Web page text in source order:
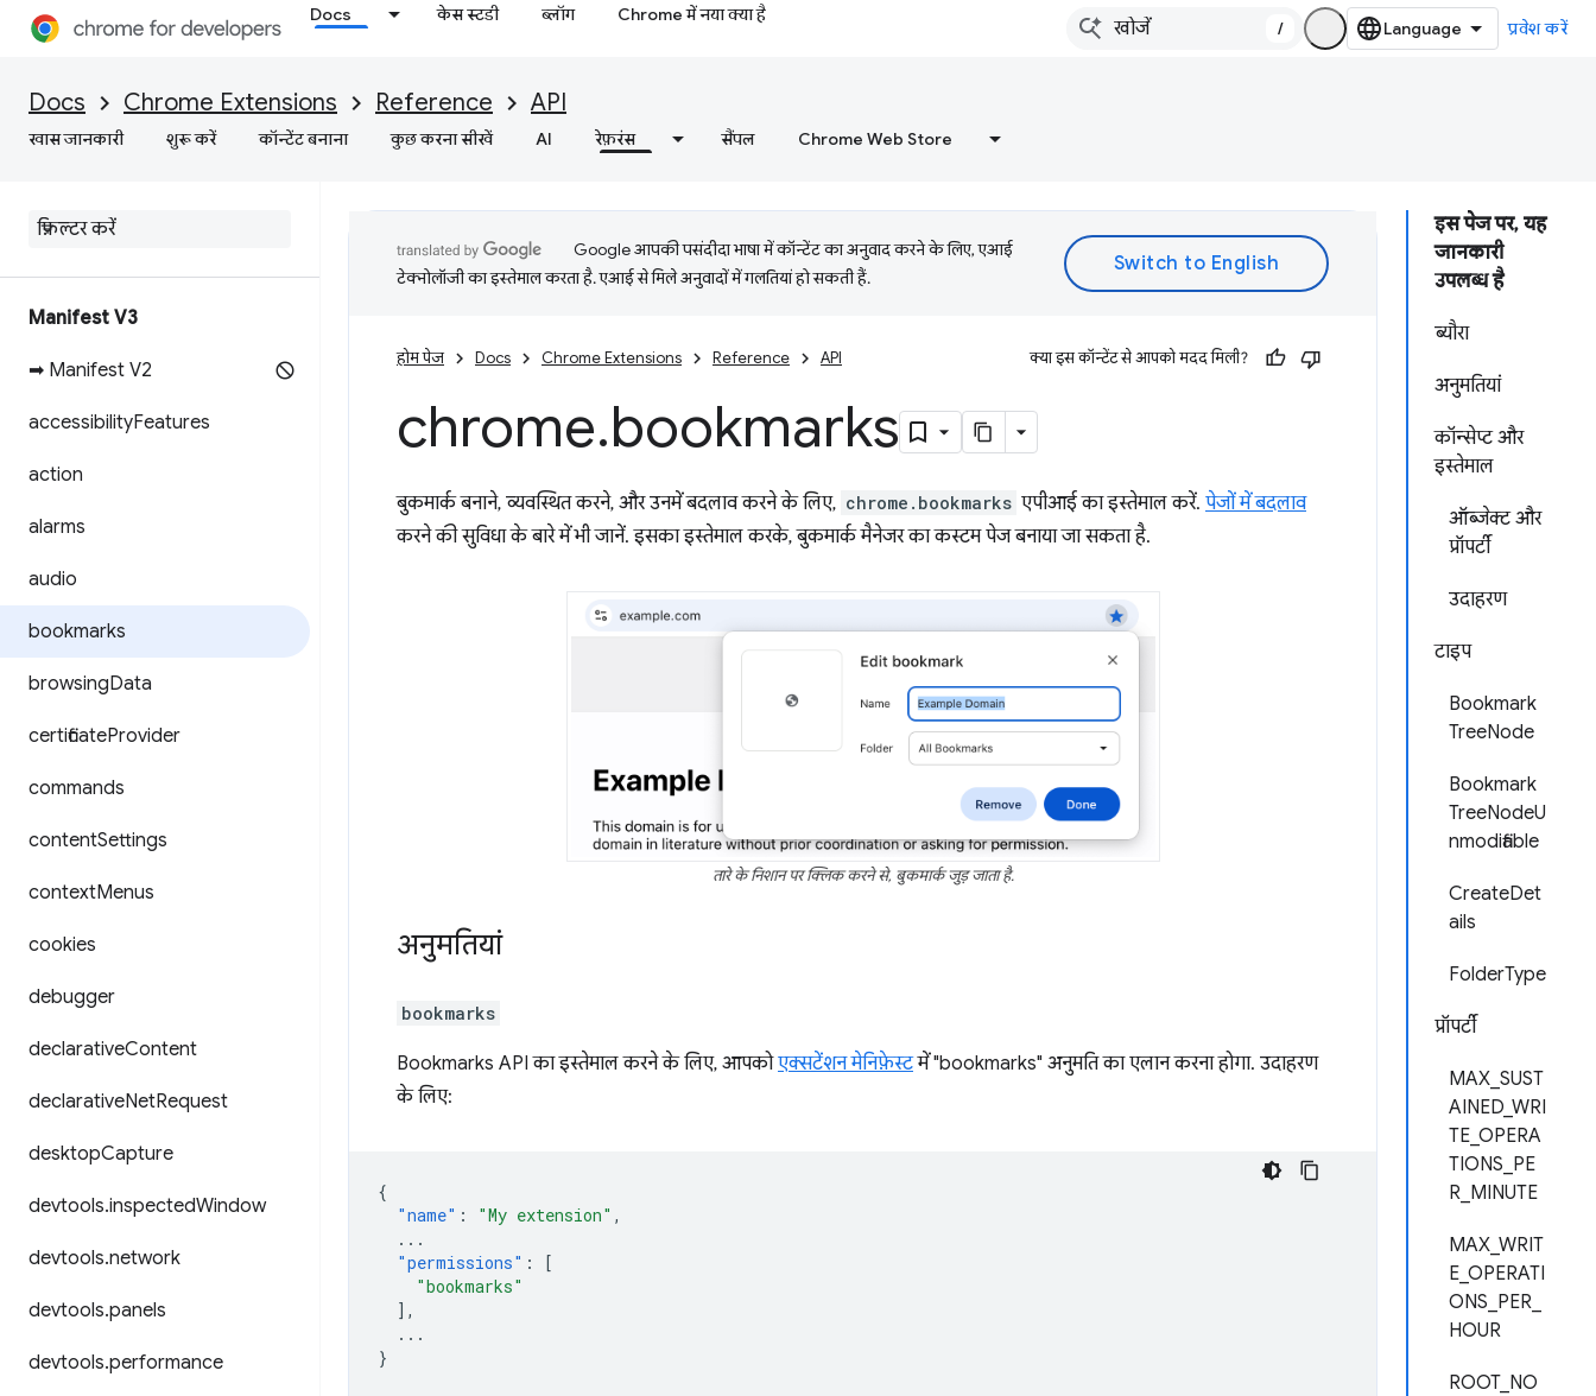
Docs केस स्टडी ब्लॉग Chrome में नया क्या है
/ प्रवेश करें
Docs Chrome Extensions Reference API
खास जानकारी शुरू करें कॉन्टेंट बनाना कुछ करना सीखें AI रेफ़रंस सैंपल Chrome Web Store
Manifest V3
➡ Manifest V2
accessibilityFeatures
action
alarms
audio
bookmarks
browsingData
certificateProvider
commands
contentSettings
contextMenus
cookies
debugger
declarativeContent
declarativeNetRequest
desktopCapture
devtools.inspectedWindow
devtools.network
devtools.panels
devtools.performance
इस पेज पर, यह
जानकारी
उपलब्ध है
ब्यौरा
अनुमतियां
कॉन्सेप्ट और
इस्तेमाल
ऑब्जेक्ट और
प्रॉपर्टी
उदाहरण
टाइप
Bookmark
TreeNode
Bookmark
TreeNodeU
nmodifiable
CreateDet
ails
FolderType
प्रॉपर्टी
MAX_SUST
AINED_WRI
TE_OPERA
TIONS_PE
R_MINUTE
MAX_WRIT
E_OPERATI
ONS_PER_
HOUR
ROOT_NO
Google आपकी पसंदीदा भाषा में कॉन्टेंट का अनुवाद करने के लिए, एआई
टेक्नोलॉजी का इस्तेमाल करता है. एआई से मिले अनुवादों में गलतियां हो सकती हैं.
होम पेज Docs Chrome Extensions Reference API क्या इस कॉन्टेंट से आपको मदद मिली?
chrome.bookmarks
बुकमार्क बनाने, व्यवस्थित करने, और उनमें बदलाव करने के लिए, chrome.bookmarks एपीआई का इस्तेमाल करें. पेजों में बदलाव
करने की सुविधा के बारे में भी जानें. इसका इस्तेमाल करके, बुकमार्क मैनेजर का कस्टम पेज बनाया जा सकता है.
तारे के निशान पर क्लिक करने से, बुकमार्क जुड़ जाता है.
अनुमतियां
bookmarks
Bookmarks API का इस्तेमाल करने के लिए, आपकोएक्सटेंशन मेनिफ़ेस्टमें "bookmarks" अनुमति का एलान करना होगा. उदाहरण
के लिए:
{
"name" : "My extension" ,
...
"permissions" :
[
"bookmarks"
],
...
}